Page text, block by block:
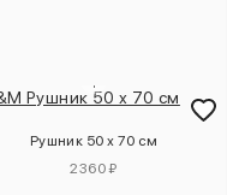
Рушник 50 х 70 см
2360 ₽